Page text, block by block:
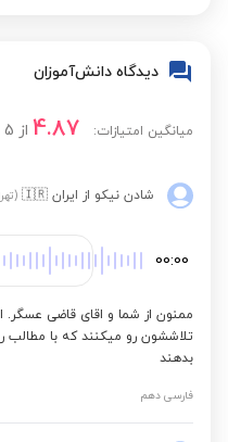
دیدگاه دانش‌آموزان
میانگین امتیازات: 4.87 از 5
شادن نیکو از ایران 🇮🇷
00:00
ممنون از شما و اقای قاضی
تلاششون رو میکنند که با
بدهند
فارسی دهم